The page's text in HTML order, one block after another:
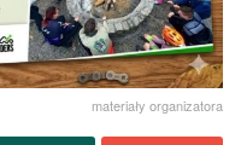
materiały organizatora